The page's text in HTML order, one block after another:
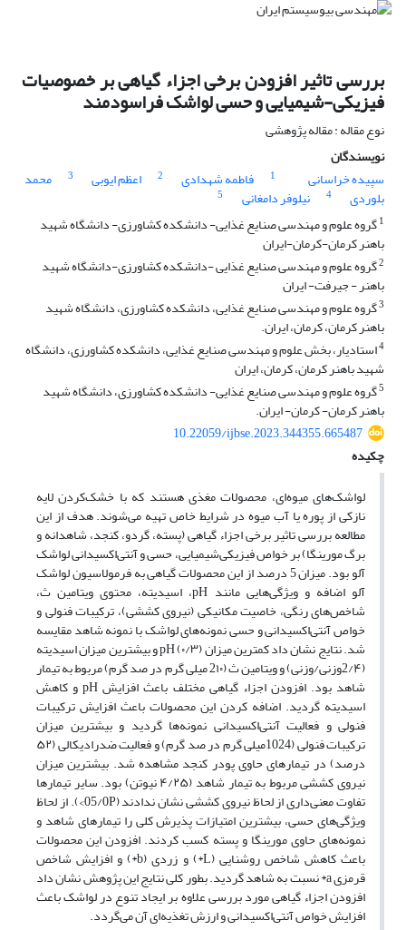
بررسی تاثیر افزودن برخی اجزاء گیاهی بر خصوصیات
فیزیکی-شیمیایی و حسی لواشک فراسودمند
نوع مقاله : مقاله پژوهشی
نویسندگان
سپیده خراسانی
1 فاطمه شهدادی 2 اعظم ایوبی 3 محمد
بلوردی 4 نیلوفر دامغانی
5
1گروه علوم و مهندسی صنایع غذایی- دانشکده کشاورزی- دانشگاه شهید
باهنر کرمان-کرمان-ایران
2گروه علوم و مهندسی صنایع غذایی -دانشکده کشاورزی-دانشگاه شهید
باهنر - جیرفت- ایران
3گروه علوم و مهندسی صنایع غذایی، دانشکده کشاورزی، دانشگاه شهید
باهنر کرمان، کرمان، ایران.
4استادیار، بخش علوم و مهندسی صنایع غذایی، دانشکده کشاورزی، دانشگاه
شهید باهنر کرمان، کرمان، ایران
5گروه علوم و مهندسی صنایع غذایی- دانشکده کشاورزی، دانشگاه شهید
باهنر کرمان- کرمان- ایران.
10.22059/ijbse.2023.344355.665487
چکیده
لواشک‌های میوه‌ای، محصولات مغذی هستند که با خشک‌کردن لایه
نازکی از پوره یا آب میوه در شرایط خاص تهیه می‌شوند. هدف از این
مطالعه بررسی تاثیر برخی اجزاء گیاهی (پسته، گردو، کنجد، شاهدانه و
برگ مورینگا) بر خواص فیزیکی‌شیمیایی، حسی و آنتی‌اکسیدانی لواشک
آلو بود. میزان 5 درصد از این محصولات گیاهی به فرمولاسیون لواشک
آلو اضافه و ویژگی‌هایی مانند pH، اسیدیته، محتوی ویتامین ث،
شاخص‌های رنگی، خاصیت مکانیکی (نیروی کششی)، ترکیبات فنولی و
خواص آنتی‌اکسیدانی و حسی نمونه‌های لواشک با نمونه شاهد مقایسه
شد. نتایج نشان داد کمترین میزان pH (۰/۳) و بیشترین میزان اسیدیته
(2/۴وزنی/وزنی) و ویتامین ث (2۱۰ میلی گرم در صد گرم) مربوط به تیمار
شاهد بود. افزودن اجزاء گیاهی مختلف باعث افزایش pH و کاهش
اسیدیته گردید. اضافه‌ کردن این محصولات باعث افزایش ترکیبات
فنولی و فعالیت آنتی‌اکسیدانی نمونه‌ها گردید و بیشترین میزان
ترکیبات فنولی (1024میلی گرم در صد گرم) و فعالیت ضدرادیکالی (۵۲
درصد) در تیمارهای حاوی پودر کنجد مشاهده شد. بیشترین میزان
نیروی کششی مربوط به تیمار شاهد (۴/۲۵ نیوتن) بود. سایر تیمارها
تفاوت معنی‌داری از لحاظ نیروی کششی نشان ندادند (05/0P>). از لحاظ
ویژگی‌های حسی، بیشترین امتیازات پذیرش کلی را تیمارهای شاهد و
نمونه‌های حاوی مورینگا و پسته کسب کردند. افزودن این محصولات
باعث کاهش شاخص روشنایی (L*) و زردی (b*) و افزایش شاخص
قرمزی a* نسبت به شاهد گردید. بطور کلی نتایج این پژوهش نشان داد
افزودن اجزاء گیاهی مورد بررسی علاوه بر ایجاد تنوع در لواشک باعث
افزایش خواص آنتی‌اکسیدانی و ارزش تغذیه‌ای آن می‌گردد.